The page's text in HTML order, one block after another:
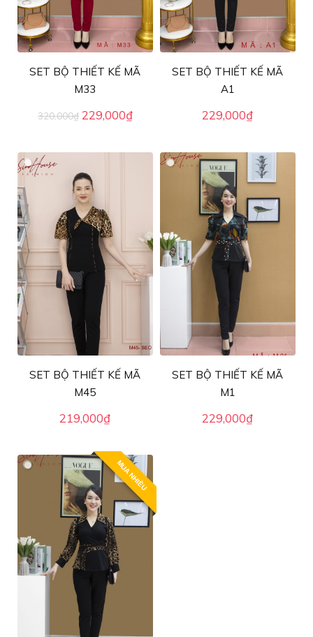
SET BỘ THIẾT KẾ MÃ
M33
320,000₫ Giá
320,000₫.
229,000₫Giá
là:
229,000₫.
SET BỘ THIẾT KẾ MÃ
A1
229,000₫
SET BỘ THIẾT KẾ MÃ
M45
219,000₫
SET BỘ THIẾT KẾ MÃ
M1
229,000₫
MUA NHIỀU